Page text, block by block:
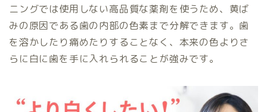
ニングでは使用しない高品質な薬剤を使うため、黄ば
みの原因である歯の内部の色素まで分解できます。歯
を溶かしたり痛めたりすることなく、本来の色よりさ
らに白に歯を手に入れられることが強みです。